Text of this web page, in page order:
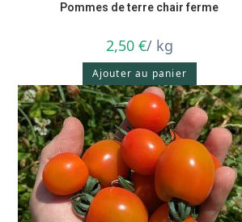
Pommes de terre chair ferme
2,50 €/ kg
Ajouter au panier